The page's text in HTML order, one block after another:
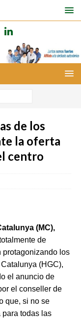
de los
la oferta
centro
(MC),
de
protagonizando los
(HGC),
el anuncio de
el conseller de
que, si no se
todas las